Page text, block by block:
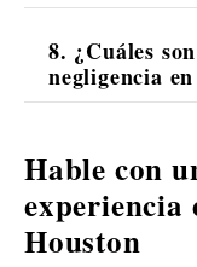
8. ¿Cuáles
negligencia
Hable con
experiencia
Houston